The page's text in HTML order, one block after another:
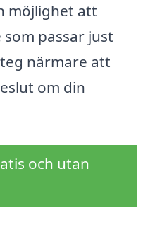
möjlighet att
passar just
närmare att
om din
och utan